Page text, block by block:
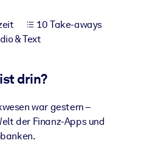
mit
Business-Wissen.
Wissen, um die Ergebnisse
10 Take-aways
& Text
drin?
war gestern –
der Finanz-Apps und